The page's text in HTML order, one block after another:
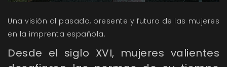
Una visión al pasado, presente y futuro de las mujeres
en la imprenta española.
Desde el siglo XVI, mujeres valientes